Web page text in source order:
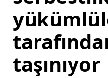
taşınıyor